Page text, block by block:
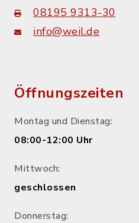
08195 9313-30
info@weil.de
Öffnungszeiten
Montag und Dienstag:
08:00-12:00 Uhr
Mittwoch:
geschlossen
Donnerstag: